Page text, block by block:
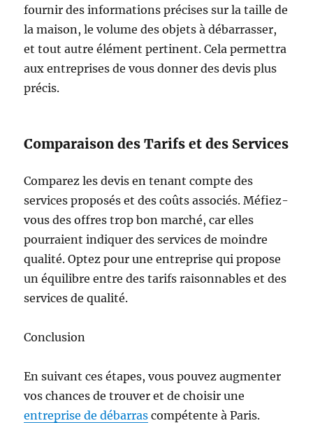
fournir des informations précises sur la taille de
la maison, le volume des objets à débarrasser,
et tout autre élément pertinent. Cela permettra
aux entreprises de vous donner des devis plus
précis.
Comparaison des Tarifs et des Services
Comparez les devis en tenant compte des
services proposés et des coûts associés. Méfiez-
vous des offres trop bon marché, car elles
pourraient indiquer des services de moindre
qualité. Optez pour une entreprise qui propose
un équilibre entre des tarifs raisonnables et des
services de qualité.
Conclusion
En suivant ces étapes, vous pouvez augmenter
vos chances de trouver et de choisir une
entreprise de débarras compétente à Paris.